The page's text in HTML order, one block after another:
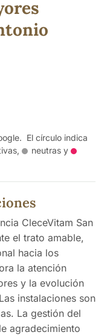
El círculo indica
, neutrasy
CleceVitam San
el trato amable,
hacia los
la atención
y la evolución
instalaciones son
La gestión del
agradecimiento